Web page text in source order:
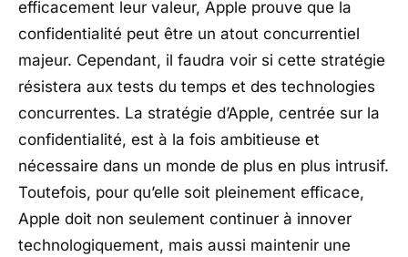
efficacement leur valeur, Apple prouve que la
confidentialité peut être un atout concurrentiel
majeur. Cependant, il faudra voir si cette stratégie
résistera aux tests du temps et des technologies
concurrentes. La stratégie d’Apple, centrée sur la
confidentialité, est à la fois ambitieuse et
nécessaire dans un monde de plus en plus intrusif.
Toutefois, pour qu’elle soit pleinement efficace,
Apple doit non seulement continuer à innover
technologiquement, mais aussi maintenir une